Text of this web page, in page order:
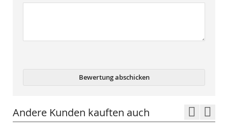
Bewertung abschicken
Andere Kunden kauften auch